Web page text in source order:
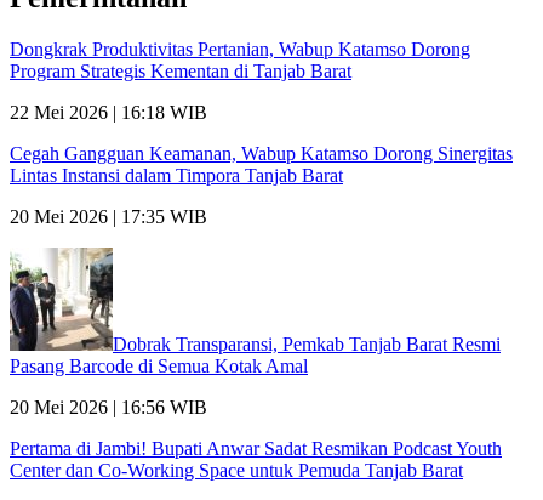
Dongkrak Produktivitas Pertanian, Wabup Katamso Dorong
Program Strategis Kementan di Tanjab Barat
22 Mei 2026 | 16:18 WIB
Cegah Gangguan Keamanan, Wabup Katamso Dorong Sinergitas
Lintas Instansi dalam Timpora Tanjab Barat
20 Mei 2026 | 17:35 WIB
Dobrak Transparansi, Pemkab Tanjab Barat Resmi
Pasang Barcode di Semua Kotak Amal
20 Mei 2026 | 16:56 WIB
Pertama di Jambi! Bupati Anwar Sadat Resmikan Podcast Youth
Center dan Co-Working Space untuk Pemuda Tanjab Barat